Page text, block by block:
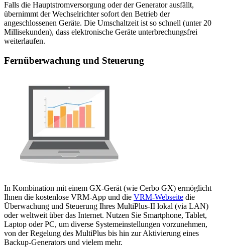
Falls die Hauptstromversorgung oder der Generator ausfällt,
übernimmt der Wechselrichter sofort den Betrieb der
angeschlossenen Geräte. Die Umschaltzeit ist so schnell (unter 20
Millisekunden), dass elektronische Geräte unterbrechungsfrei
weiterlaufen.
Fernüberwachung und Steuerung
In Kombination mit einem GX-Gerät (wie Cerbo GX) ermöglicht
Ihnen die kostenlose VRM-App und die VRM-Webseite die
Überwachung und Steuerung Ihres MultiPlus-II lokal (via LAN)
oder weltweit über das Internet. Nutzen Sie Smartphone, Tablet,
Laptop oder PC, um diverse Systemeinstellungen vorzunehmen,
von der Regelung des MultiPlus bis hin zur Aktivierung eines
Backup-Generators und vielem mehr.